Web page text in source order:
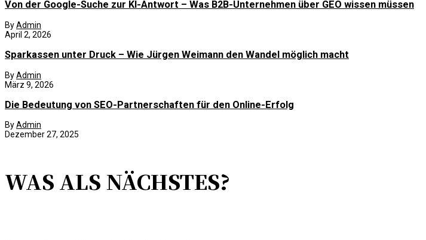
Von der Google-Suche zur KI-Antwort – Was B2B-Unternehmen über GEO wissen müssen
ByAdmin
April 2, 2026
Sparkassen unter Druck – Wie Jürgen Weimann den Wandel möglich macht
ByAdmin
März 9, 2026
Die Bedeutung von SEO-Partnerschaften für den Online-Erfolg
ByAdmin
Dezember 27, 2025
WAS ALS NÄCHSTES?